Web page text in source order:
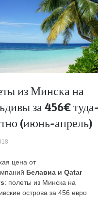
из Минска на
за 456€ туда-
(июнь-апрель)
цена от
Белавиа и Qatar
: полеты из Минска на
острова за 456 евро
в